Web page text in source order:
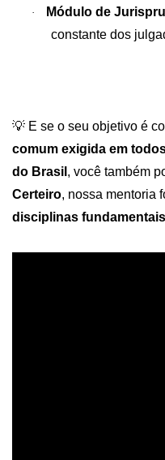
· Módulo de
constante dos
💡 E se o seu objetivo é
comum exigida em
do Brasil , você também
Certeiro, nossa mentoria
disciplinas fundamentais